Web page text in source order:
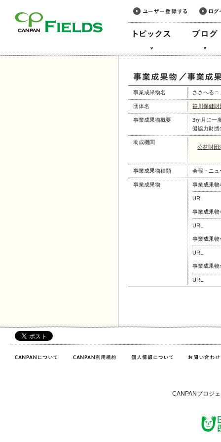
事業成果物名 ささへるニ
団体名 笹川保健財
事業成果物概要
3か月に一
健協力財団
助成機関
公益財団
事業成果物種類 会報・ニュ
事業成果物 事業成果物
URL
事業成果物
URL
事業成果物
URL
事業成果物
URL
CANPANプロジ